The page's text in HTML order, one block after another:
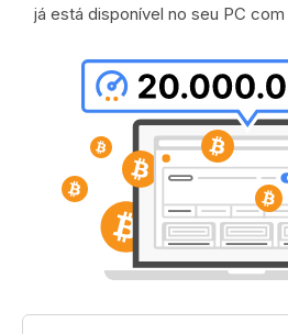
já está disponível no seu PC